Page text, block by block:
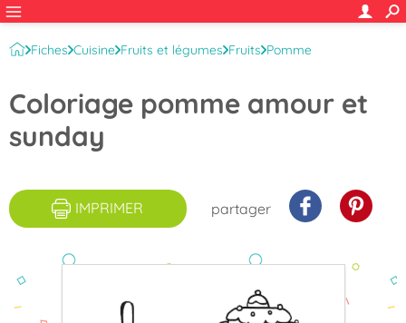
Fiches Cuisine Fruits et légumes Fruits Pomme
Coloriage pomme amour et
sunday
IMPRIMER partager